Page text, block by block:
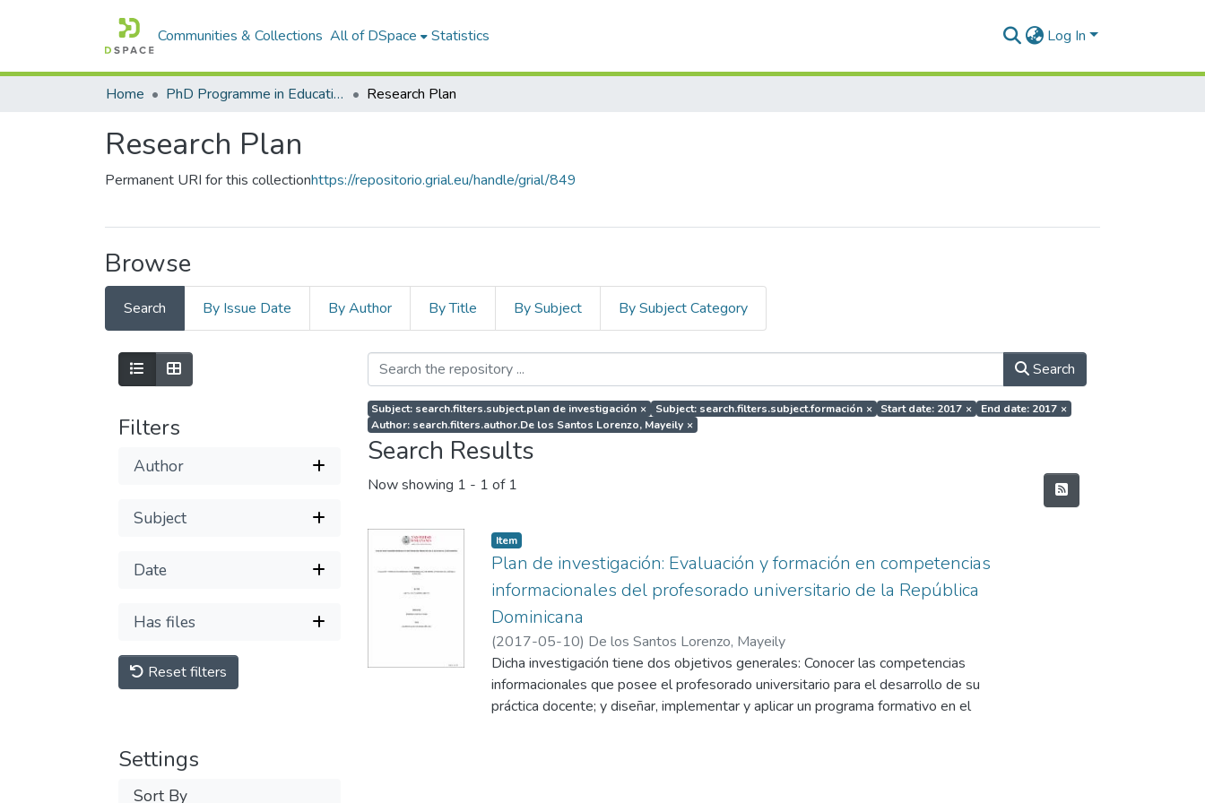
Communities & Collections All of DSpace Statistics Log In
Home PhD Programme in Education in the Knowledge Society Research Plan
Research Plan
Permanent URI for this collectionhttps://repositorio.grial.eu/handle/grial/849
Browse
Search By Issue Date By Author By Title By Subject By Subject Category
Filters
Author
Subject
Date
Has files
Reset filters
Settings
Sort By
Search
Subject: search.filters.subject.plan de investigación × Subject: search.filters.subject.formación × Start date: 2017 × End date: 2017 ×
Author: search.filters.author.De los Santos Lorenzo, Mayeily ×
Search Results
Now showing 1 - 1 of 1
Item
Plan de investigación: Evaluación y formación en competencias
informacionales del profesorado universitario de la República
Dominicana
(2017-05-10) De los Santos Lorenzo, Mayeily
Dicha investigación tiene dos objetivos generales: Conocer las competencias
informacionales que posee el profesorado universitario para el desarrollo de su
práctica docente; y diseñar, implementar y aplicar un programa formativo en el